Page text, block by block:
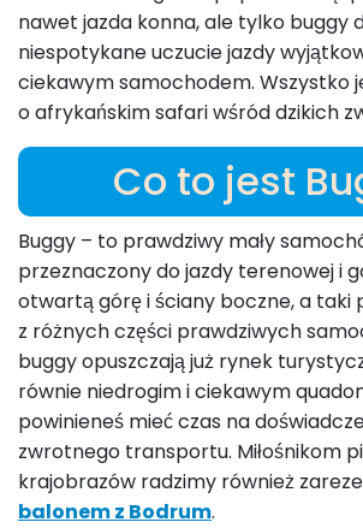
nawet jazda konna, ale tylko buggy
niespotykane uczucie jazdy
ciekawym samochodem. Wszystko
o afrykańskim safari wśród dzikich
Co to jest
Buggy – to prawdziwy mały
przeznaczony do jazdy terenowej i
otwartą górę i ściany boczne, a taki
z różnych części prawdziwych
buggy opuszczają już rynek
równie niedrogim i ciekawym
powinieneś mieć czas na
zwrotnego transportu. Miłośnikom
krajobrazów radzimy również
balonem z Bodrum.